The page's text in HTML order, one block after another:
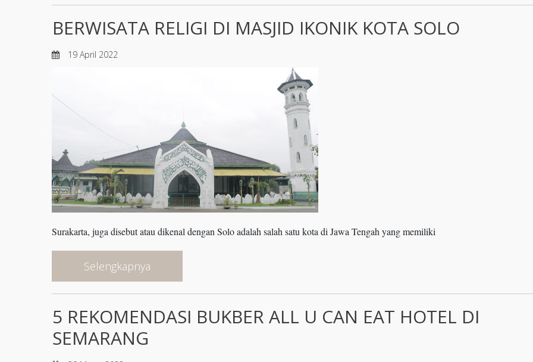
BERWISATA RELIGI DI MASJID IKONIK KOTA SOLO
19 April 2022
Surakarta, juga disebut atau dikenal dengan Solo adalah salah satu kota di Jawa Tengah yang memiliki
Selengkapnya
5 REKOMENDASI BUKBER ALL U CAN EAT HOTEL DI
SEMARANG